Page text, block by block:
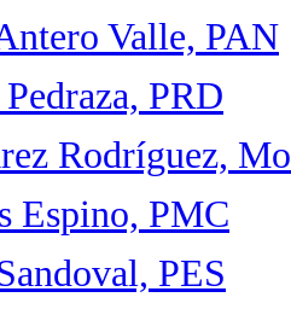
Valle, PAN
PRD
Rodríguez,
Espino, PMC
PES